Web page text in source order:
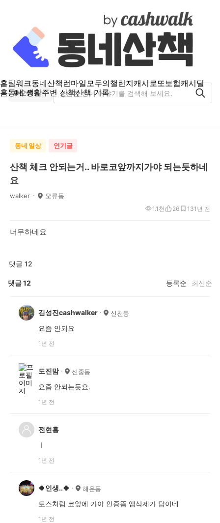
홈팀워크동네산책런마일모두의챌린지캐시로또보험캐시딜
홈동네 생활주변 산책산책 기록
오류동
동네 일상 인기글
산책 체크 안되는거.. 바로코앞까지가야 되는듯하네
요
walker 오류동
1년 전
1.1천 26 13
너무하네요
댓글 12
댓글12 등록순 최신순
김성진cashwalker 신천동
요즘 안되요
1년 전
도진맘 신중동
요즘 안되는듯요.
1년 전
전현홍
ㅣ
1년 전
🍀인생..🍀 해운동
토스처럼 코앞에 가야 인증뜸 앱삭제가 답이네
1년 전